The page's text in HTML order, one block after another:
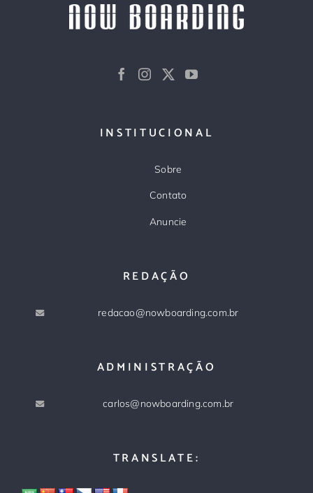
INSTITUCIONAL
Sobre
Contato
Anuncie
REDAÇÃO
redacao@nowboarding.com.br
ADMINISTRAÇÃO
carlos@nowboarding.com.br
TRANSLATE: